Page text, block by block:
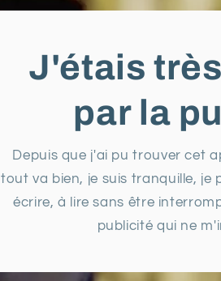
J'étais
par la
Depuis que j'ai pu trouver cet
tout va bien, je suis tranquille, je
écrire, à lire sans être
publicité qui ne